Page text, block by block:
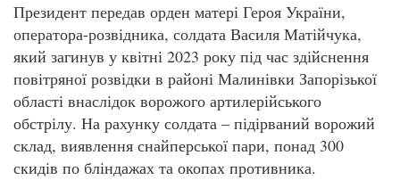
Президент передав орден матері Героя України,
оператора-розвідника, солдата Василя Матійчука,
який загинув у квітні 2023 року під час здійснення
повітряної розвідки в районі Малинівки Запорізької
області внаслідок ворожого артилерійського
обстрілу. На рахунку солдата – підірваний ворожий
склад, виявлення снайперської пари, понад 300
скидів по бліндажах та окопах противника.